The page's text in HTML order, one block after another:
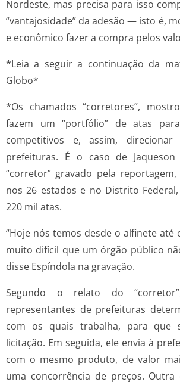
Nordeste, mas precisa para isso
“vantajosidade” da adesão — isto é,
e econômico fazer a compra pelos
*Leia a seguir a continuação da
Globo*
*Os chamados “corretores”,
fazem um “portfólio” de atas
competitivos e, assim,
prefeituras. É o caso de Jaqueson
“corretor” gravado pela
nos 26 estados e no Distrito
220 mil atas.
“Hoje nós temos desde o alfinete até
muito difícil que um órgão público
disse Espíndola na gravação.
Segundo o relato do
representantes de prefeituras
com os quais trabalha, para que
licitação. Em seguida, ele envia à
com o mesmo produto, de valor
uma concorrência de preços.